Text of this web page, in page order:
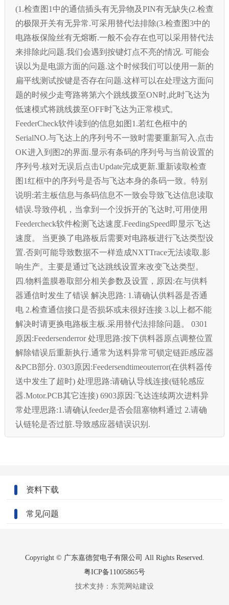
(1.检查图1中的通信插头有无异物及PIN有无缺失(2.检查
的极限开关有无异常.可采用替代法排除(3.检查图3中的
电路板保险丝有无熔断.一般不会存在也可以采用替代法
来排除此问题.我们会遇到按键灯点不亮的情况. 可能会
误以为是电源方面的问题.这个时候我们可以使用一新的
扁平线测试按键是否存在问题.这样可以在处理这方面问
题的时候少走弯路将第六个跳线拨至ON时,此时飞达为
低速模式将跳线拨至OFF时飞达为正常模式。
FeederCheck软件读到的信息如图1.若红色框中的
SerialNO.与飞达上的序列号不一致时需要重新写入.点击
OK进入到图2的界面.显示有条码的序列号与当前设置的
序列号.核对无误后点击Update完成更新.重新读取检查
图1红框中的序列号是否与飞达本身的条码一致。特别
说明:若主板信息与条码信息不一致会导致飞达信息读取
错误.导致停机，当拿到一个没拆开的飞达时,可用使用
Feedercheck软件检测飞达速度.FeedingSpeed即显示飞达
速度。 当更换了电路板后需要对电路板进行飞达类型设
置.否则可能导致数据不一样造成NXTTrace无法读取.影
响生产。主要是通过飞达跳线设置来改变飞达类型。
四.物料盖膜卷取部分相关参数及设置，原因:在与供料
器通信时发生了错误 解决思路: 1.请确认供料器是否通
电 2.检查通信接口是否损坏或未很好连接 3.以上都不能
解决时请更换电路板主板.采用替代法排除问题。 0301
原因:Feedersenderror 处理思路:按下供料器原点调整位置
解除错误后重新执行.通常为送料异常可锁定链距感应器
&PCB部分. 0303原因:Feedersendtimeouterror(在供料器传
送中发生了超时) 处理思路:请确认导线连接(链轮感应
器.Motor.PCB其它连接) 6903原因:飞达连续两次进料异
常处理思路:1.请确认feeder是否会阻塞物料通过 2.请确
认链轮是否过脏.导致感应器错误识别.
资料下载
常见问题
Copyright © 广东嘉德贺电子有限公司 All Rights Reserved.
粤ICP备11005865号
技术支持： 东莞网站建设